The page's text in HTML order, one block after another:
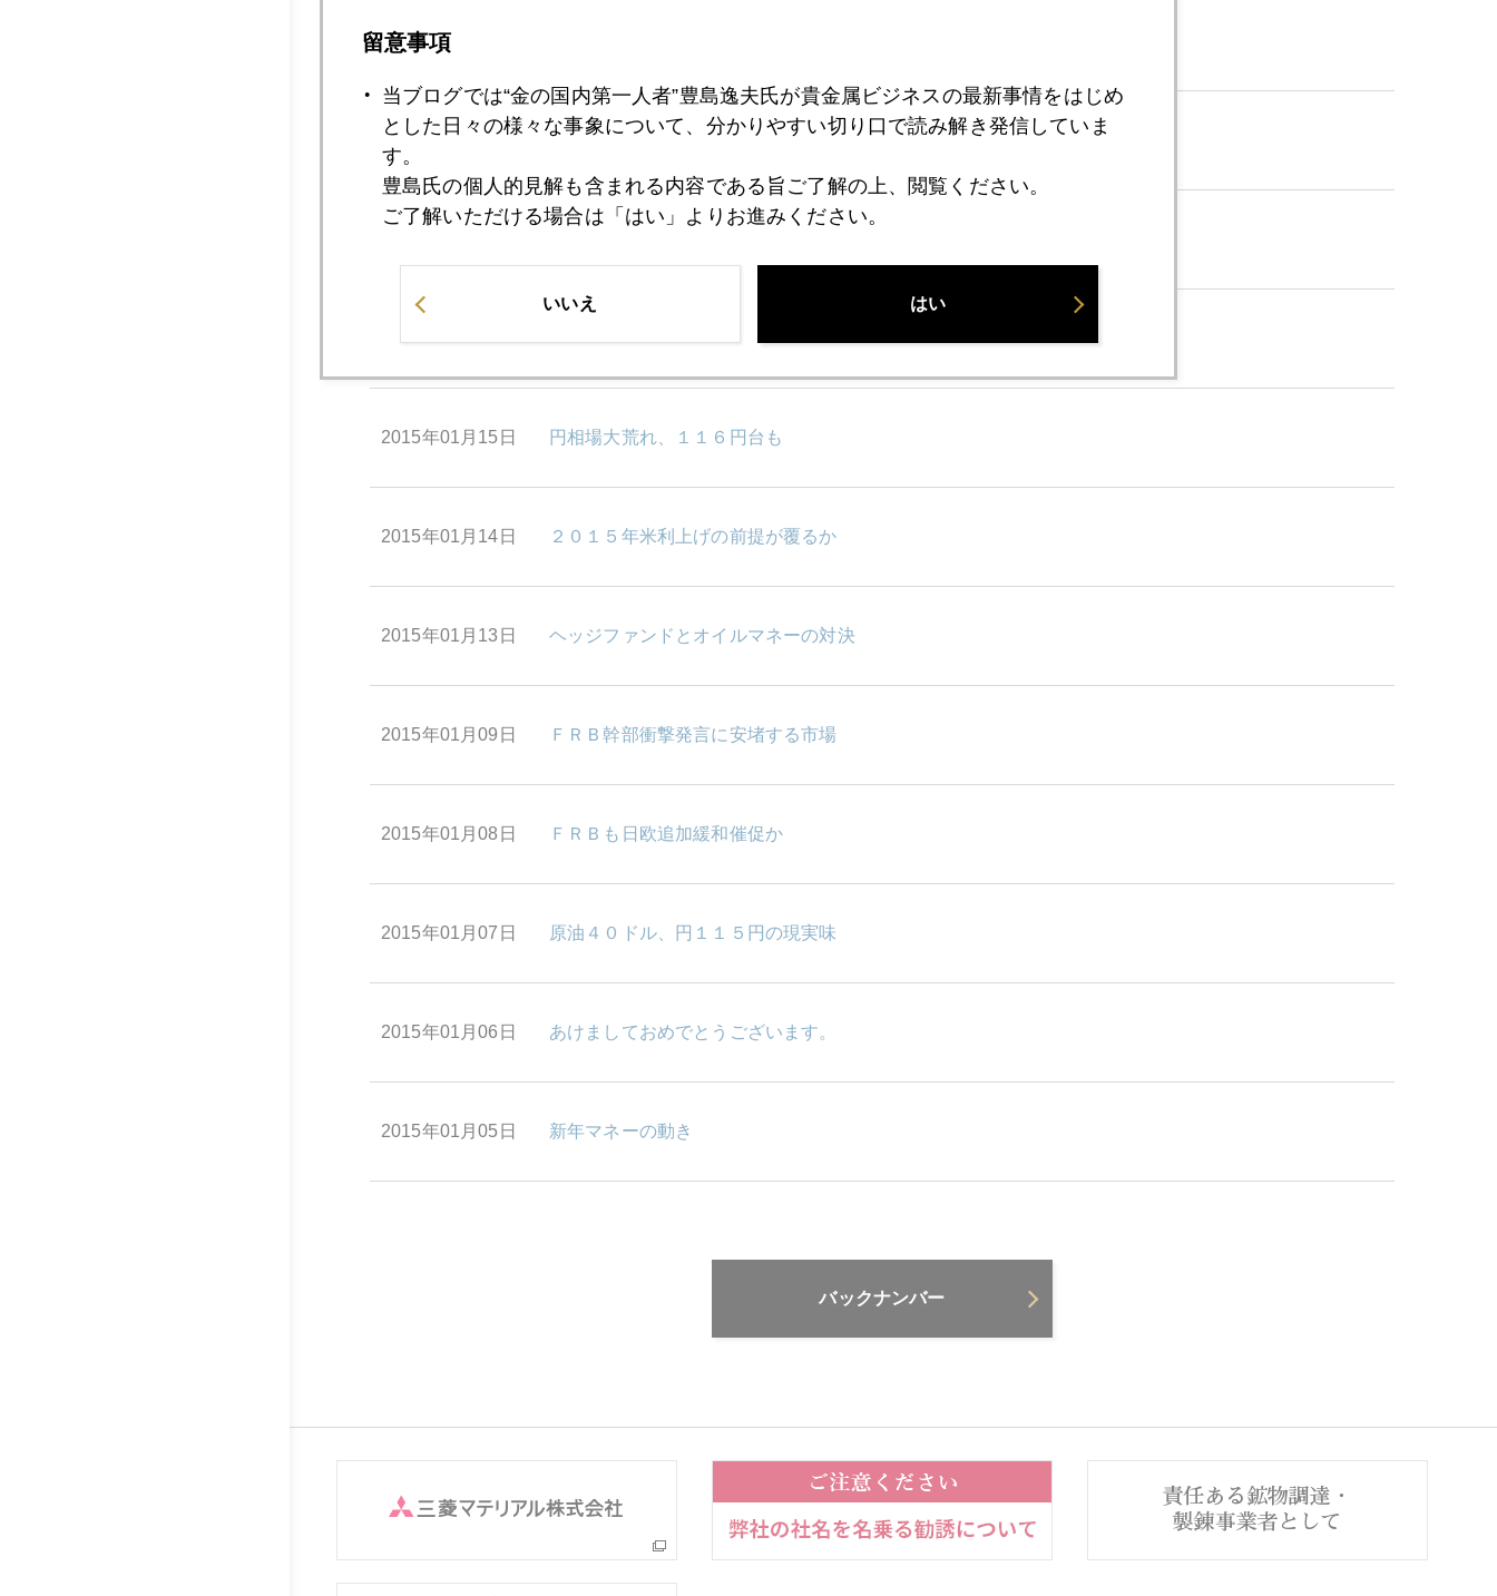
2015年01月21日
2015年01月20日 プロがこっそり知りたい話
2015年01月16日 １１５円割れ視野に、スイス発円高
2015年01月15日 円相場大荒れ、１１６円台も
2015年01月14日 ２０１５年米利上げの前提が覆るか
2015年01月13日 ヘッジファンドとオイルマネーの対決
2015年01月09日 ＦＲＢ幹部衝撃発言に安堵する市場
2015年01月08日 ＦＲＢも日欧追加緩和催促か
2015年01月07日 原油４０ドル、円１１５円の現実味
2015年01月06日 あけましておめでとうございます。
2015年01月05日 新年マネーの動き
バックナンバー
留意事項
当ブログでは“金の国内第一人者”豊島逸夫氏が貴金属ビジネスの最新事情をはじめ
とした日々の様々な事象について、分かりやすい切り口で読み解き発信していま
す。
豊島氏の個人的見解も含まれる内容である旨ご了解の上、閲覧ください。
ご了解いただける場合は「はい」よりお進みください。
いいえ はい